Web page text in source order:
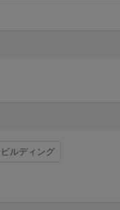
ルディング